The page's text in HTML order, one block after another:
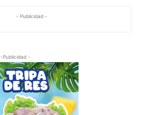
- Publicidad -
-Publicidad -